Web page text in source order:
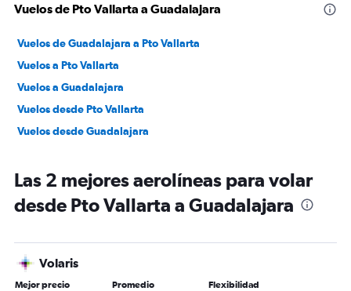
Vuelos de Pto Vallarta a Guadalajara
Vuelos de Guadalajara a Pto Vallarta
Vuelos a Pto Vallarta
Vuelos a Guadalajara
Vuelos desde Pto Vallarta
Vuelos desde Guadalajara
Las 2 mejores aerolíneas para volar
desde Pto Vallarta a Guadalajara
Volaris
Mejor precio Promedio Flexibilidad